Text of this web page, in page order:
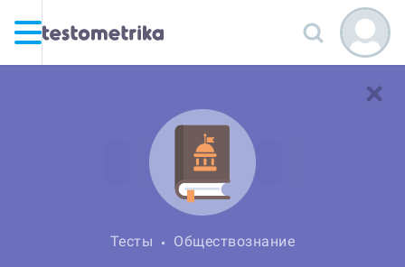
Тесты Обществознание